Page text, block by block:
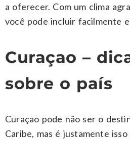
a oferecer. Com um clima
você pode incluir facilmente
Curaçao –
sobre o país
Curaçao pode não ser o
Caribe, mas é justamente